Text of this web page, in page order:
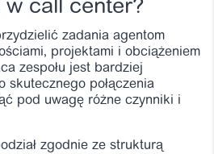
w call center?
zadania agentom
projektami i obciążeniem
zespołu jest bardziej
skutecznego połączenia
pod uwagę różne czynniki i
zgodnie ze strukturą